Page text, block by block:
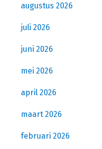
augustus 2026
juli 2026
juni 2026
mei 2026
april 2026
maart 2026
februari 2026